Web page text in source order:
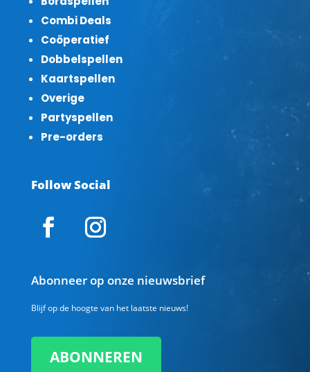
Combi Deals
Coöperatief
Dobbelspellen
Kaartspellen
Overige
Partyspellen
Pre-orders
Follow Social
Abonneer op onze nieuwsbrief
Blijf op de hoogte van het laatste nieuws!
ABONNEREN